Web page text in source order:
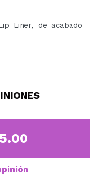
Liner, de acabado
deja un efecto
5.00